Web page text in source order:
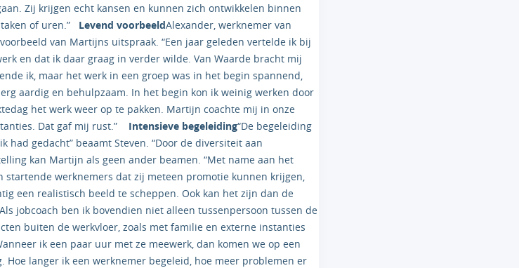
Zij krijgen echt kansen en kunnen zich ontwikkelen binnen
of uren.” Levend voorbeeldAlexander, werknemer van
van Martijns uitspraak. “Een jaar geleden vertelde ik bij
en dat ik daar graag in verder wilde. Van Waarde bracht mij
ik, maar het werk in een groep was in het begin spannend,
aardig en behulpzaam. In het begin kon ik weinig werken door
het werk weer op te pakken. Martijn coachte mij in onze
Dat gaf mij rust.” Intensieve begeleiding“De begeleiding
gedacht” beaamt Steven. “Door de diversiteit aan
kan Martijn als geen ander beamen. “Met name aan het
startende werknemers dat zij meteen promotie kunnen krijgen,
een realistisch beeld te scheppen. Ook kan het zijn dan de
jobcoach ben ik bovendien niet alleen tussenpersoon tussen de
buiten de werkvloer, zoals met familie en externe instanties
ik een paar uur met ze meewerk, dan komen we op een
langer ik een werknemer begeleid, hoe meer problemen er